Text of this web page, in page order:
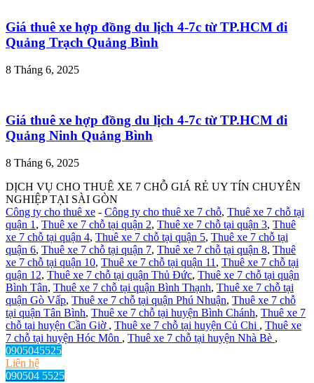
Giá thuê xe hợp đồng du lịch 4-7c từ TP.HCM đi
Quảng Trạch Quảng Bình
8 Tháng 6, 2025
Giá thuê xe hợp đồng du lịch 4-7c từ TP.HCM đi
Quảng Ninh Quảng Bình
8 Tháng 6, 2025
DỊCH VỤ CHO THUÊ XE 7 CHỖ GIÁ RẺ UY TÍN CHUYÊN
NGHIỆP TẠI SÀI GÒN
Công ty cho thuê xe - Công ty cho thuê xe 7 chỗ, Thuê xe 7 chỗ tại
quận 1 , Thuê xe 7 chỗ tại quận 2, Thuê xe 7 chỗ tại quận 3, Thuê
xe 7 chỗ tại quận 4, Thuê xe 7 chỗ tại quận 5, Thuê xe 7 chỗ tại
quận 6, Thuê xe 7 chỗ tại quận 7, Thuê xe 7 chỗ tại quận 8, Thuê
xe 7 chỗ tại quận 10, Thuê xe 7 chỗ tại quận 11 , Thuê xe 7 chỗ tại
quận 12, Thuê xe 7 chỗ tại quận Thủ Đức, Thuê xe 7 chỗ tại quận
Bình Tân, Thuê xe 7 chỗ tại quận Bình Thạnh, Thuê xe 7 chỗ tại
quận Gò Vấp, Thuê xe 7 chỗ tại quận Phú Nhuận, Thuê xe 7 chỗ
tại quận Tân Bình, Thuê xe 7 chỗ tại huyện Bình Chánh, Thuê xe 7
chỗ tại huyện Cần Giờ , Thuê xe 7 chỗ tại huyện Củ Chi , Thuê xe
7 chỗ tại huyện Hóc Môn , Thuê xe 7 chỗ tại huyện Nhà Bè ,
0905045525
Liên hệ
090504 5525